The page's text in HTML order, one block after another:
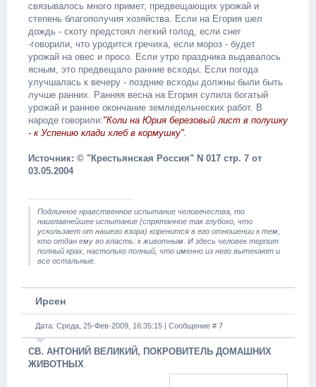
связывалось много примет, предвещающих урожай и
степень благополучия хозяйства. Если на Егория шел
дождь - скоту предстоял легкий голод, если снег
-говорили, что уродится гречиха, если мороз - будет
урожай на овес и просо. Если утро праздника выдавалось
ясным, это предвещало ранние всходы. Если погода
улучшалась к вечеру - поздние всходы должны были быть
лучше ранних. Ранняя весна на Егория сулила богатый
урожай и раннее окончание земледельческих работ. В
народе говорили:"Коли на Юрия березовый лист в полушку
- к Успению клади хлеб в кормушку".
Источник: © "Крестьянская Россия" N 017 стр. 7 от
03.05.2004
Подлинное нравственное испытание человечества, то
наиглавнейшее испытание (спрятанное так глубоко, что
ускользает от нашего взора) коренится в его отношении к тем,
кто отдан ему во власть: к животным. И здесь человек терпит
полный крах, настолько полный, что именно из него вытекают и
все остальные.
Ирсен
Дата: Среда, 25-Фев-2009, 16:35:15 | Сообщение # 7
СВ. АНТОНИЙ ВЕЛИКИЙ, ПОКРОВИТЕЛЬ ДОМАШНИХ
ЖИВОТНЫХ